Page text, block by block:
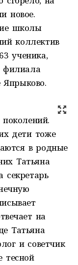
новое.
школы
коллектив
ученика,
филиала
поколений.
дети тоже
в родные
Татьяна
секретарь
на
Татьяна
и советчик
тесной